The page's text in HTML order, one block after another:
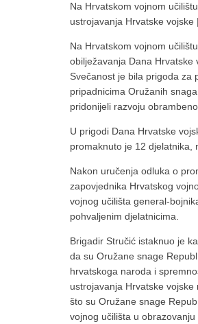
Na Hrvatskom vojnom
ustrojavanja Hrvatske vojske
Na Hrvatskom vojnom
obilježavanja Dana Hrvatske
Svečanost je bila prigoda za
pripadnicima Oružanih
pridonijeli razvoju
U prigodi Dana Hrvatske
promaknuto je 12 djelatnika,
Nakon uručenja odluka o
zapovjednika Hrvatskog
vojnog učilišta general-
pohvaljenim djelatnicima.
Brigadir Stručić istaknuo je
da su Oružane snage
hrvatskoga naroda i
ustrojavanja Hrvatske
što su Oružane snage
vojnog učilišta u